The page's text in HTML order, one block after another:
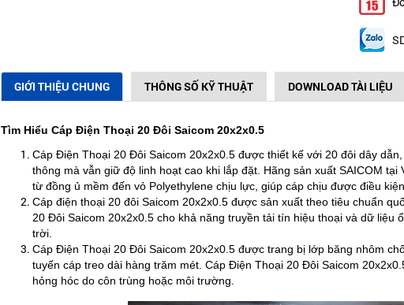
GIỚI THIỆU CHUNG THÔNG SỐ KỸ THUẬT DOWNLOAD TÀI LIỆU
Tìm Hiểu Cáp Điện Thoại 20 Đôi Saicom 20x2x0.5
Cáp Điện Thoại 20 Đôi Saicom 20x2x0.5 được thiết kế với 20 đôi dây
thông mà vẫn giữ độ linh hoạt cao khi lắp đặt. Hãng sản xuất SAICOM
từ đồng ủ mềm đến vỏ Polyethylene chịu lực, giúp cáp chịu được điều
Cáp điện thoại 20 đôi Saicom 20x2x0.5 được sản xuất theo tiêu chuẩn
20 Đôi Saicom 20x2x0.5 cho khả năng truyền tải tín hiệu thoại và dữ
trời.
Cáp Điện Thoại 20 Đôi Saicom 20x2x0.5 được trang bị lớp băng nhôm
tuyến cáp treo dài hàng trăm mét. Cáp Điện Thoại 20 Đôi Saicom
hỏng hóc do côn trùng hoặc môi trường.